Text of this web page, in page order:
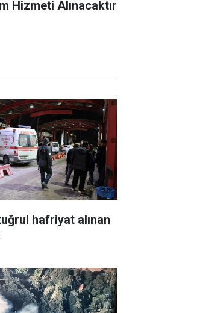
Hizmeti Alınacaktır
hafriyat alınan